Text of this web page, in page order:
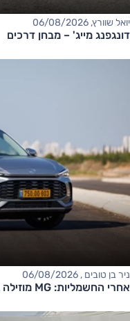
יואל שוורץ, 06/08/2026
דונגפנג מייג' – מבחן דרכים
ניר בן טובים , 06/08/2026
אחרי החשמליות: MG מוזילה גם את ההיברידיות